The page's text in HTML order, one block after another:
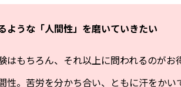
ような「人間性」を磨いていきたい
はもちろん、それ以上に問われるのがお
性。苦労を分かち合い、ともに汗をか